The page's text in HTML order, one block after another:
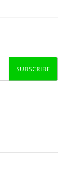
SUBSCRIBE